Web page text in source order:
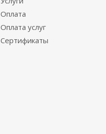
Оплата
Оплата услуг
Сертификаты